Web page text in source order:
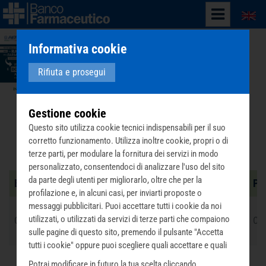
Enti assistenziali operanti a Cremona e
provincia
Ente assistenziale
CARITAS DIOCESI CREMA FONDAZIONE A. MADEO CREMA CR
Informativa cookie
Rifiuta e prosegui
Gestione cookie
Questo sito utilizza cookie tecnici indispensabili per il suo
corretto funzionamento. Utilizza inoltre cookie, propri o di
terze parti, per modulare la fornitura dei servizi in modo
personalizzato, consentendoci di analizzare l'uso del sito
da parte degli utenti per migliorarlo, oltre che per la
profilazione e, in alcuni casi, per inviarti proposte o
messaggi pubblicitari. Puoi accettare tutti i cookie da noi
utilizzati, o utilizzati da servizi di terze parti che compaiono
sulle pagine di questo sito, premendo il pulsante "Accetta
tutti i cookie" oppure puoi scegliere quali accettare e quali
rifiutare premendo il pulsante "Personalizza scelta cookie".